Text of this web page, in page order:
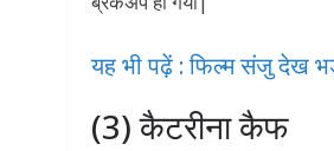
यह भी पढ़ें : फिल्‍म संजु देख
(3) कैटरीना कैफ